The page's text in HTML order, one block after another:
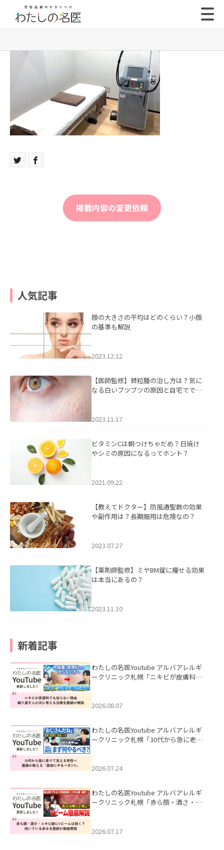
掲載内容の変更依頼
人気記事
顔の大きさの平均はどのくらい？小顔
の基準も解説
2023.12.12
【医師監修】稗粒腫の治し方は？気に
なる白いブツブツの原因と自宅ででき
2023.11.17
ビタミンCは朝つけちゃだめ？日焼け
やシミの原因になるってホント？
2021.09.22
【教えてドクター】防風通聖散の効果
や副作用は？長期服用は危険なの？
2023.07.27
【薬剤師監修】ミヤBM錠に痩せる効果
は本当にあるの？
2023.11.10
新着記事
わたしの名医Youtube アルバアレルギ
ークリニック札幌「ニキビが皮膚科で
ました。
2026.08.07
わたしの名医Youtube アルバアレルギ
ークリニック札幌「30代から急に老け
た。
2026.07.24
わたしの名医Youtube アルバアレルギ
ークリニック札幌「赤ら顔・酒さ・ニ
した。
2026.07.17